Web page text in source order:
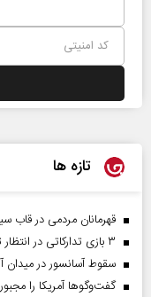
تازه ها
قهرمانان مردمی در قاب
۳ بازی تدارکاتی در انتظار تیم ملی ایران در فیفادی مهر
سقوط آسانسور در میدان آرژانتین ۹
گفت‌وگوها آمریکا را